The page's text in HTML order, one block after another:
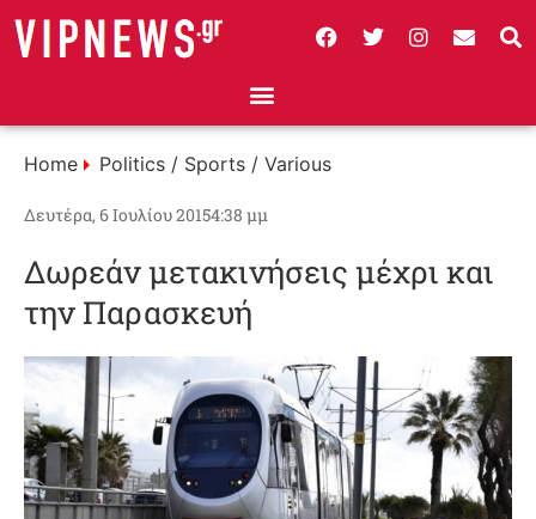
Home Politics / Sports / Various
Δευτέρα, 6 Ιουλίου 20154:38 μμ
Δωρεάν μετακινήσεις μέχρι και
την Παρασκευή